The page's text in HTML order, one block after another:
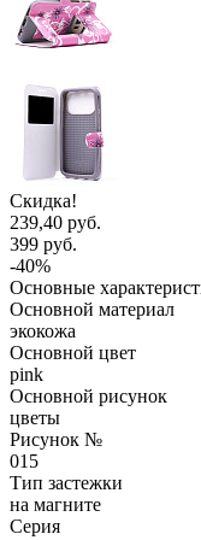
Скидка!
239,40 руб.
399 руб.
-40%
Основные
Основной материал
экокожа
Основной цвет
pink
Основной рисунок
цветы
Рисунок №
015
Тип застежки
на магните
Серия